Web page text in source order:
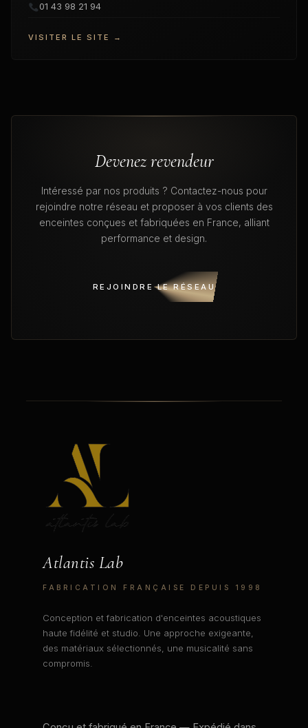
01 43 98 21 94
VISITER LE SITE →
Devenez revendeur
Intéressé par nos produits ? Contactez-nous pour
rejoindre notre réseau et proposer à vos clients des
enceintes conçues et fabriquées en France, alliant
performance et design.
REJOINDRE LE RÉSEAU
Atlantis Lab
FABRICATION FRANÇAISE DEPUIS 1998
Conception et fabrication d'enceintes acoustiques
haute fidélité et studio. Une approche exigeante,
des matériaux sélectionnés, une musicalité sans
compromis.